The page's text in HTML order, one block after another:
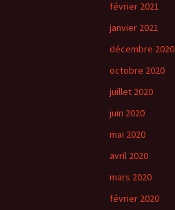
février 2021
janvier 2021
décembre 2020
octobre 2020
juillet 2020
juin 2020
mai 2020
avril 2020
mars 2020
février 2020